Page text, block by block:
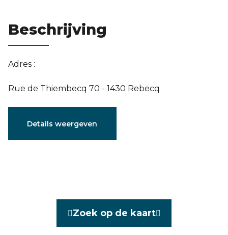
Beschrijving
Adres :
Rue de Thiembecq 70 - 1430 Rebecq
Karakteristieken
Details weergeven
Zoek op de kaart